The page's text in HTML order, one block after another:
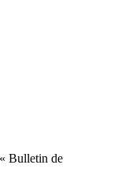
Bulletin de